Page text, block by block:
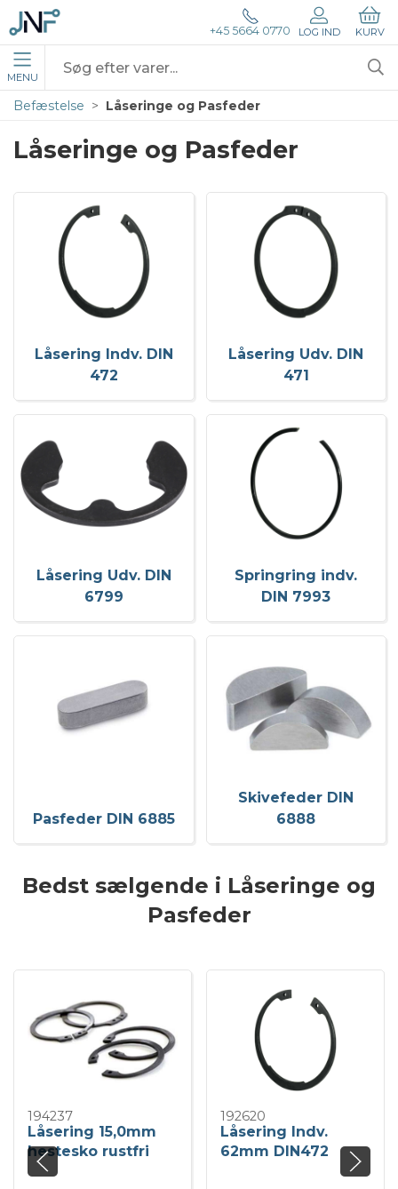
+45 5664 0770 LOG IND KURV
MENU
Befæstelse Låseringe og Pasfeder
Låseringe og Pasfeder
Låsering Indv. DIN
472
Låsering Udv. DIN
471
Låsering Udv. DIN
6799
Springring indv.
DIN 7993
Pasfeder DIN 6885
Skivefeder DIN
6888
Bedst sælgende i Låseringe og
Pasfeder
194237
Låsering 15,0mm
hestesko rustfri
192620
Låsering Indv.
62mm DIN472